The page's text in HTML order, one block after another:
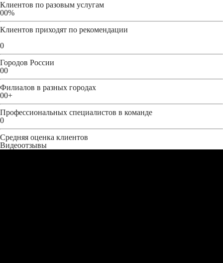
Клиентов по разовым услугам
00%
Клиентов приходят по рекомендации
0
Городов России
00
Филиалов в разных городах
00+
Профессиональных специалистов в команде
0
Средняя оценка клиентов
Видеоотзывы